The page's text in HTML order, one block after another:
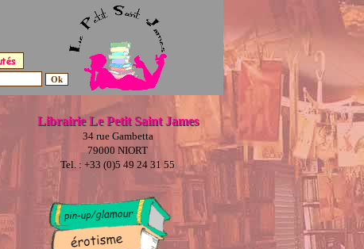
Librairie Le Petit Saint James
34 rue Gambetta
79000 NIORT
Tel. : +33 (0)5 49 24 31 55